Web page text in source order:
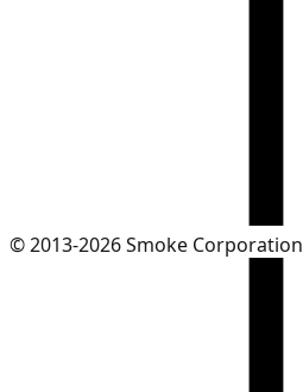
© 2013-2026 Smoke Corporation